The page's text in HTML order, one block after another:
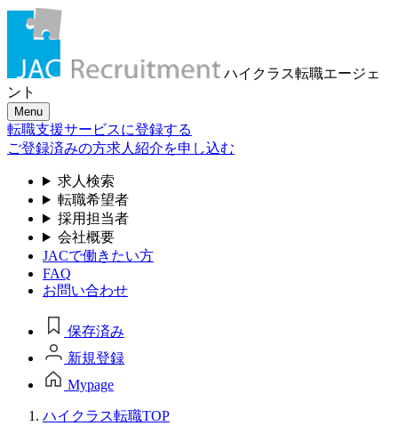
ハイクラス転職エージェ
ント
Menu
転職支援サービスに登録する
ご登録済みの方求人紹介を申し込む
求人検索
転職希望者
採用担当者
会社概要
JACで働きたい方
FAQ
お問い合わせ
保存済み
新規登録
Mypage
ハイクラス転職TOP